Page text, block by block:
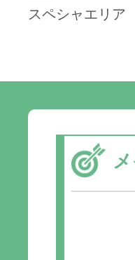
スペシャエリア